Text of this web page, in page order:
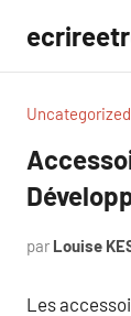
contenu
Uncategorized
par Louise
Les